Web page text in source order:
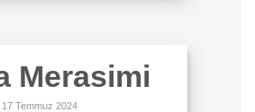
Merasimi
17 Temmuz 2024